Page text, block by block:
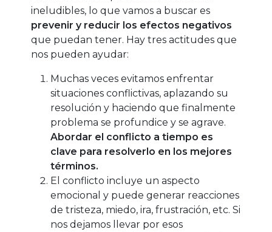
ineludibles, lo que vamos a buscar es
prevenir y reducir los efectos negativos
que puedan tener. Hay tres actitudes que
nos pueden ayudar:
Muchas veces evitamos enfrentar
situaciones conflictivas, aplazando su
resolución y haciendo que finalmente
problema se profundice y se agrave.
Abordar el conflicto a tiempo es
clave para resolverlo en los mejores
términos.
El conflicto incluye un aspecto
emocional y puede generar reacciones
de tristeza, miedo, ira, frustración, etc. Si
nos dejamos llevar por esos